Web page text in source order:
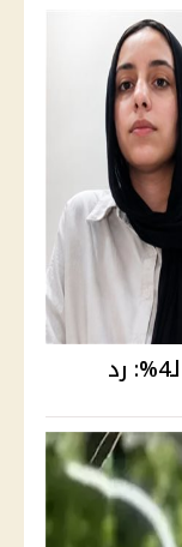
القصة الكاملة لأزمة ريم صاحبة الـ4%: رد